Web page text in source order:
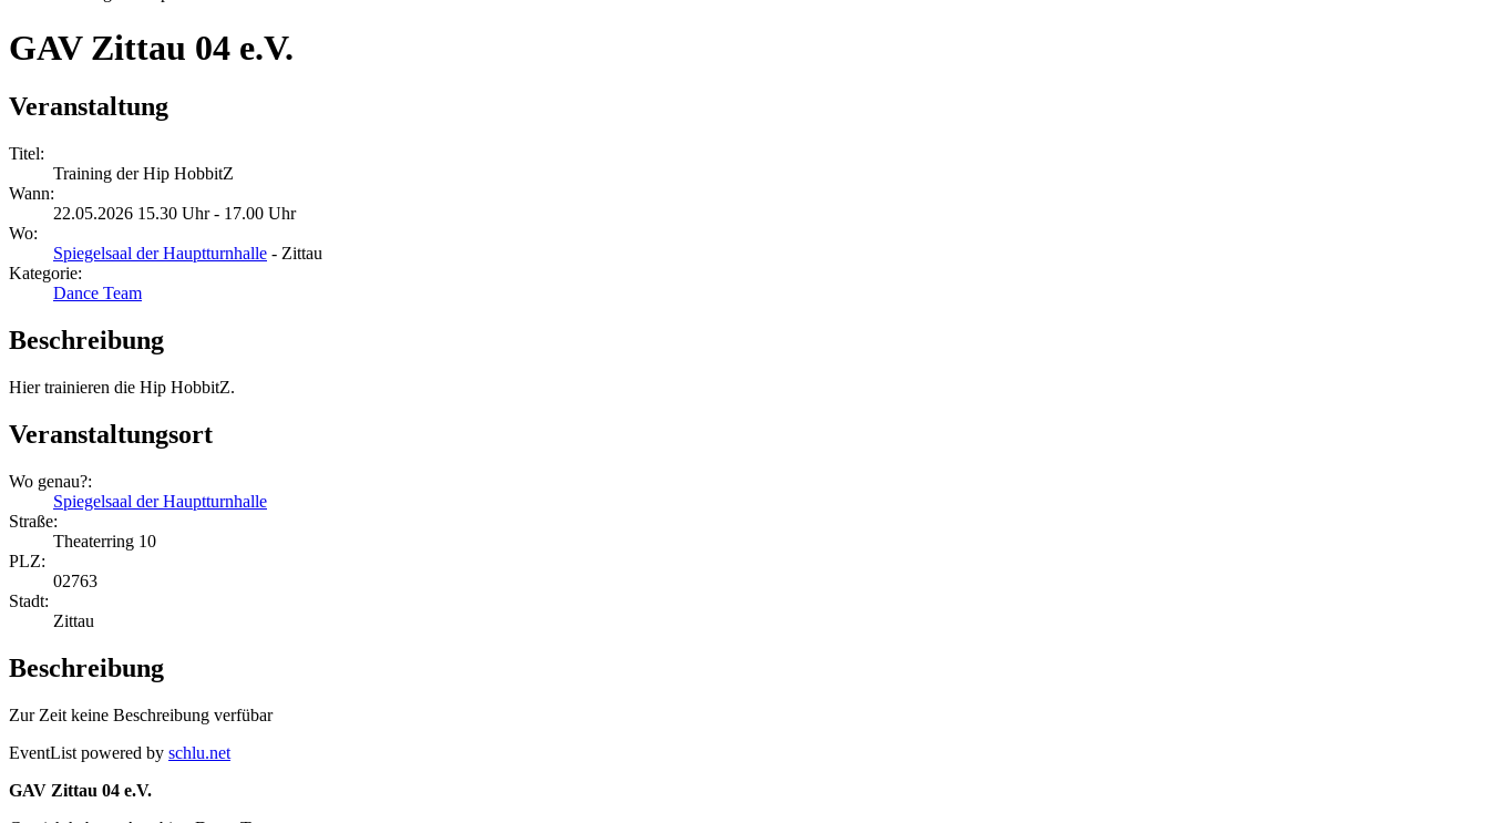
GAV Zittau 04 e.V.
Veranstaltung
Titel:
Training der Hip HobbitZ
Wann:
22.05.2026 15.30 Uhr - 17.00 Uhr
Wo:
Spiegelsaal der Hauptturnhalle - Zittau
Kategorie:
Dance Team
Beschreibung
Hier trainieren die Hip HobbitZ.
Veranstaltungsort
Wo genau?:
Spiegelsaal der Hauptturnhalle
Straße:
Theaterring 10
PLZ:
02763
Stadt:
Zittau
Beschreibung
Zur Zeit keine Beschreibung verfübar
EventList powered by schlu.net
GAV Zittau 04 e.V.